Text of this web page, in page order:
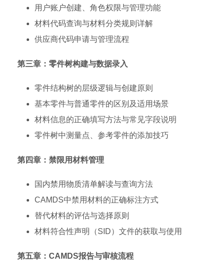
用户账户创建、角色权限与管理功能
材料代码查询与材料分类规则详解
供应商代码申请与管理流程
第三章：零件树构建与数据录入
零件结构树的层级逻辑与创建原则
基本零件与普通零件的区别及适用场景
材料信息的正确填写方法与常见字段说明
零件树中测量点、参考零件的添加技巧
第四章：禁限用材料管理
国内禁用物质清单解读与查询方法
CAMDS中禁用材料的正确标注方式
替代材料的评估与选择原则
材料符合性声明（SID）文件的获取与使用
第五章：CAMDS报告与审核流程